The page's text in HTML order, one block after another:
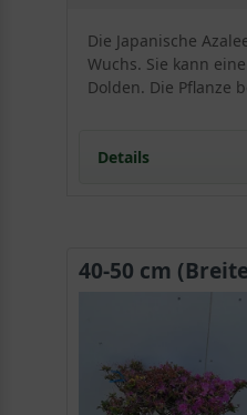
Die Japanische
Wuchs. Sie kann
Dolden. Die Pflanze
Details
Wuchshöhe und
aus. Diese Sorte
beliebten Wahl für
40-50 cm